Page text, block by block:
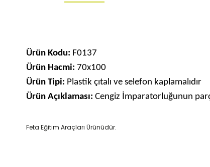
Ürün Kodu: F0137
Ürün Hacmi: 70x100
Ürün Tipi: Plastik çıtalı ve selefon kaplamalıdır
Ürün Açıklaması: Cengiz İmparatorluğunun
Feta Eğitim Araçları Ürünüdür.